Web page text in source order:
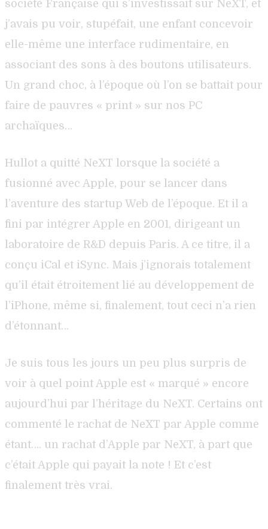
société Française qui s’investissait sur NeXT, et
j’avais pu voir, stupéfait, une enfant concevoir
elle-même une interface rudimentaire, en
associant des sons à des boutons utilisateurs.
Un grand choc, à l’époque où l’on se battait pour
faire de pauvres « print » sur nos PC
archaïques…
Hullot a quitté NeXT lorsque la société a
fusionné avec Apple, pour se lancer dans
l’aventure des startup Web de l’époque. Et il a
fini par intégrer Apple en 2001, dirigeant un
laboratoire de R&D depuis Paris. A ce titre, il a
conçu iCal et iSync. Mais j’ignorais totalement
qu’il était étroitement lié au développement de
l’iPhone, même si, finalement, tout ceci n’a rien
d’étonnant…
Je suis tous les jours un peu plus surpris de
voir à quel point Apple est « marqué » encore
aujourd’hui par l’héritage du NeXT. Certains ont
commenté le rachat de NeXT par Apple comme
étant…. un rachat d’Apple par NeXT, à part que
c’était Apple qui payait la note ! Et c’est
finalement très vrai.